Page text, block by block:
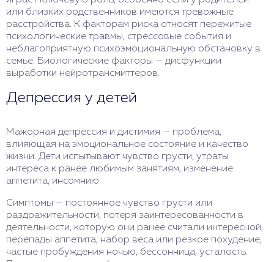
или близких родственников имеются тревожные
расстройства. К факторам риска относят пережитые
психологические травмы, стрессовые события и
неблагоприятную психоэмоциональную обстановку в
семье. Биологические факторы — дисфункции
выработки нейротрансмиттеров.
Депрессия у детей
Мажорная депрессия и дистимия — проблема,
влияющая на эмоциональное состояние и качество
жизни. Дети испытывают чувство грусти, утраты
интереса к ранее любимым занятиям, изменение
аппетита, инсомнию.
Симптомы — постоянное чувство грусти или
раздражительности, потеря заинтересованности в
деятельности, которую они ранее считали интересной,
перепады аппетита, набор веса или резкое похудение,
частые пробуждения ночью, бессонница, усталость.